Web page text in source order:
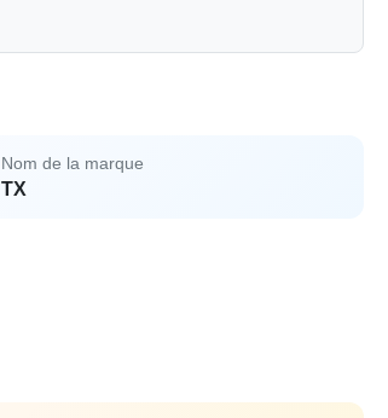
Nom de la marque
TX